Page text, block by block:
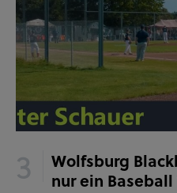
Wolfsburg
nur ein Baseball